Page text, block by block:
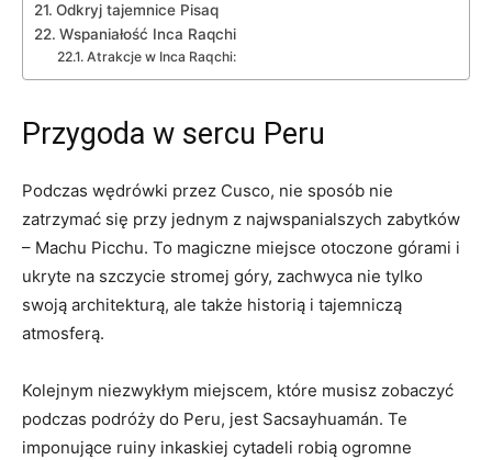
Odkryj tajemnice Pisaq
Wspaniałość Inca⁢ Raqchi
Atrakcje w Inca⁤ Raqchi:
Przygoda⁤ w sercu Peru
Podczas wędrówki ⁤przez⁢ Cusco, nie sposób nie
zatrzymać się ​przy jednym z najwspanialszych zabytków
– Machu ⁣Picchu. To magiczne miejsce otoczone górami i
ukryte ⁤na szczycie stromej góry, ⁣zachwyca nie tylko
swoją architekturą,⁤ ale także historią i tajemniczą
atmosferą.
Kolejnym niezwykłym miejscem, które musisz‌ zobaczyć
podczas podróży do⁣ Peru, jest Sacsayhuamán. Te
imponujące ruiny‌ inkaskiej‌ cytadeli ⁢robią ogromne